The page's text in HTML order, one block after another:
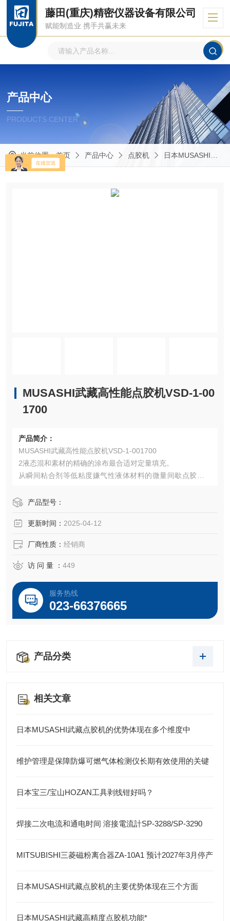
藤田(重庆)精密仪器设备有限公司
赋能制造业 携手共赢未来
产品中心
PRODUCTS CENTER
当前位置：首页 产品中心 点胶机 日本MUSASHI武藏点胶机
MUSASHI武藏高性能点胶机VSD-1-00
1700
产品简介：
MUSASHI武藏高性能点胶机VSD-1-001700
2液态混和素材的精确的涂布最合适对定量填充。
从瞬间粘合剂等低粘度嫌气性液体材料的微量间歇点胶到连
产品型号：
更新时间： 2025-04-12
厂商性质： 经销商
访 问 量 ： 449
服务热线
023-66376665
产品分类
相关文章
日本MUSASHI武藏点胶机的优势体现在多个维度中
维护管理是保障防爆可燃气体检测仪长期有效使用的关键
日本宝三/宝山HOZAN工具剥线钳好吗？
焊接二次电流和通电时间 溶接電流計SP-3288/SP-3290
MITSUBISHI三菱磁粉离合器ZA-10A1 预计2027年3月停产
日本MUSASHI武藏点胶机的主要优势体现在三个方面
日本MUSASHI武藏高精度点胶机功能*